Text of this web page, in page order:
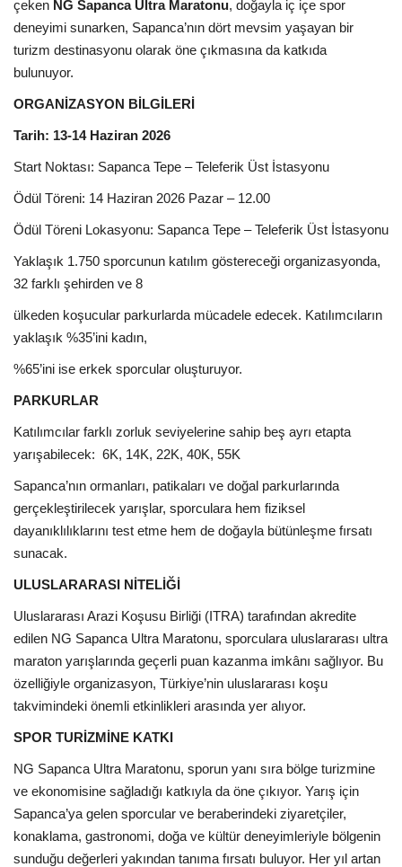
Galeri
çeken NG Sapanca Ultra Maratonu, doğayla iç içe spor
deneyimi sunarken, Sapanca’nın dört mevsim yaşayan bir
turizm destinasyonu olarak öne çıkmasına da katkıda
bulunuyor.
ORGANİZASYON BİLGİLERİ
Tarih: 13-14 Haziran 2026
Start Noktası: Sapanca Tepe – Teleferik Üst İstasyonu
Ödül Töreni: 14 Haziran 2026 Pazar – 12.00
Ödül Töreni Lokasyonu: Sapanca Tepe – Teleferik Üst İstasyonu
Yaklaşık 1.750 sporcunun katılım göstereceği organizasyonda,
32 farklı şehirden ve 8
ülkeden koşucular parkurlarda mücadele edecek. Katılımcıların
yaklaşık %35’ini kadın,
%65’ini ise erkek sporcular oluşturuyor.
PARKURLAR
Katılımcılar farklı zorluk seviyelerine sahip beş ayrı etapta
yarışabilecek: 6K, 14K, 22K, 40K, 55K
Sapanca’nın ormanları, patikaları ve doğal parkurlarında
gerçekleştirilecek yarışlar, sporculara hem fiziksel
dayanıklılıklarını test etme hem de doğayla bütünleşme fırsatı
sunacak.
ULUSLARARASI NİTELİĞİ
Uluslararası Arazi Koşusu Birliği (ITRA) tarafından akredite
edilen NG Sapanca Ultra Maratonu, sporculara uluslararası ultra
maraton yarışlarında geçerli puan kazanma imkânı sağlıyor. Bu
özelliğiyle organizasyon, Türkiye’nin uluslararası koşu
takvimindeki önemli etkinlikleri arasında yer alıyor.
SPOR TURİZMİNE KATKI
NG Sapanca Ultra Maratonu, sporun yanı sıra bölge turizmine
ve ekonomisine sağladığı katkıyla da öne çıkıyor. Yarış için
Sapanca’ya gelen sporcular ve beraberindeki ziyaretçiler,
konaklama, gastronomi, doğa ve kültür deneyimleriyle bölgenin
sunduğu değerleri yakından tanıma fırsatı buluyor. Her yıl artan